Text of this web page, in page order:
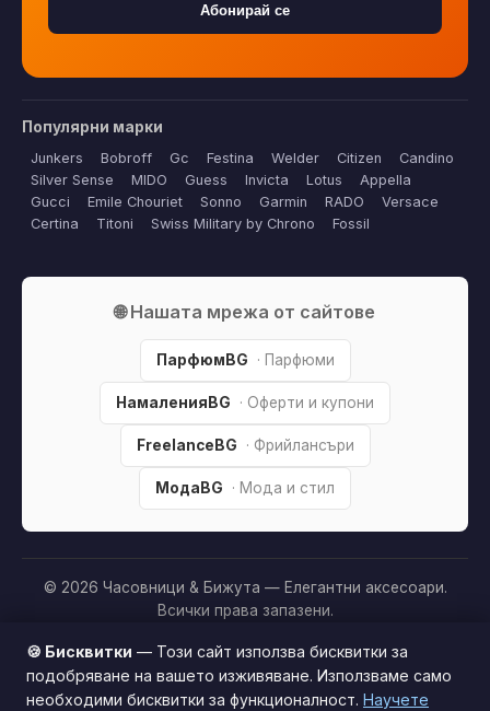
Абонирай се
Популярни марки
Junkers Bobroff Gc Festina Welder Citizen
Candino
Silver Sense
MIDO Guess Invicta Lotus
Appella
Gucci
Emile Chouriet Sonno Garmin RADO
Versace
Certina
Titoni Swiss Military by Chrono Fossil
🌐 Нашата мрежа от сайтове
ПарфюмBG · Парфюми
НамаленияBG · Оферти и купони
FreelanceBG · Фрийлансъри
МодаBG · Мода и стил
© 2026 Часовници & Бижута — Елегантни аксесоари.
Всички права запазени.
Партньорско разкриване:
Този сайт е независим и
съдържа партньорски (affiliate) линкове. Когато купите
продукт през тях, може да получим малка комисиона от
Този сайт използва бисквитки за по-добро
🍪 Бисквитки — Този сайт използва бисквитки за
подобряване на вашето изживяване. Използваме само
необходими бисквитки за функционалност. Научете